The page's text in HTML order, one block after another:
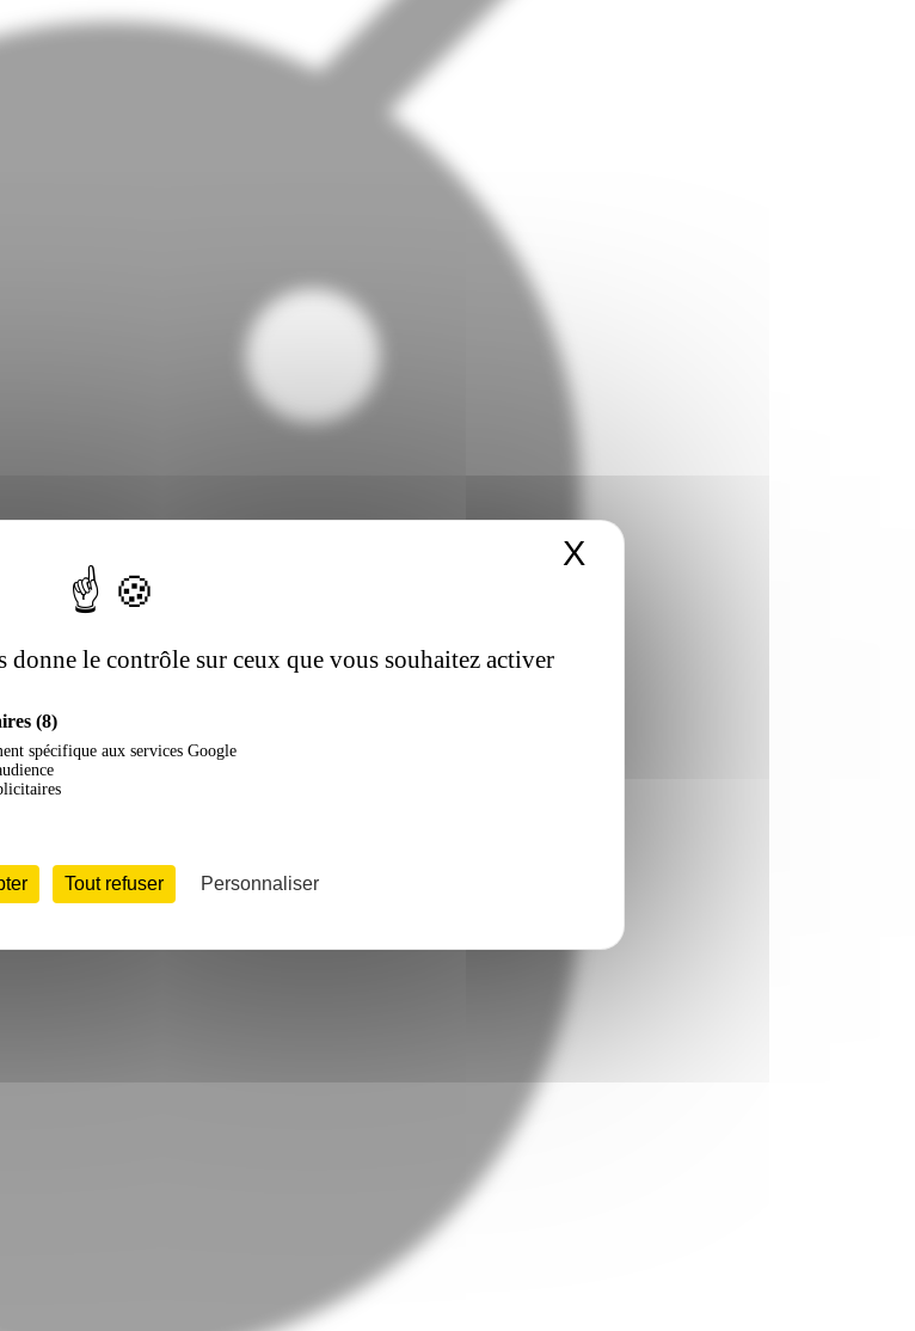
donne le contrôle sur ceux que vous souhaitez activer
(8)
spécifique aux services Google
Tout refuser Personnaliser
X